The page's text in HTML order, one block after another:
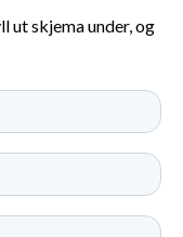
ut skjema under, og